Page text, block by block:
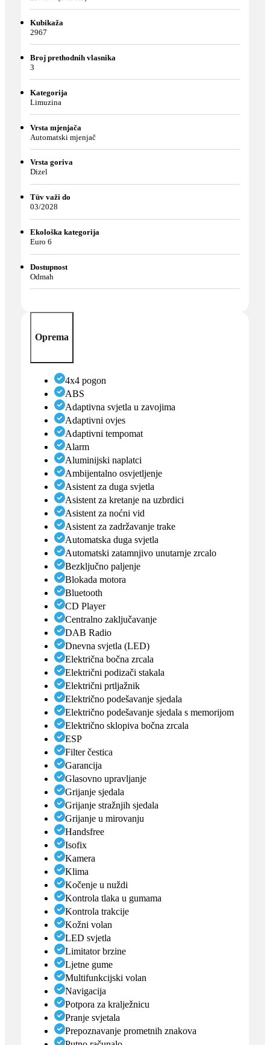
Kubikaža
2967
Broj prethodnih vlasnika
3
Kategorija
Limuzina
Vrsta mjenjača
Automatski mjenjač
Vrsta goriva
Dizel
Tüv važi do
03/2028
Ekološka kategorija
Euro 6
Dostupnost
Odmah
Oprema
4x4 pogon
ABS
Adaptivna svjetla u zavojima
Adaptivni ovjes
Adaptivni tempomat
Alarm
Aluminijski naplatci
Ambijentalno osvjetljenje
Asistent za duga svjetla
Asistent za kretanje na uzbrdici
Asistent za noćni vid
Asistent za zadržavanje trake
Automatska duga svjetla
Automatski zatamnjivo unutarnje zrcalo
Bezključno paljenje
Blokada motora
Bluetooth
CD Player
Centralno zaključavanje
DAB Radio
Dnevna svjetla (LED)
Električna bočna zrcala
Električni podizači stakala
Električni prtljažnik
Električno podešavanje sjedala
Električno podešavanje sjedala s memorijom
Električno sklopiva bočna zrcala
ESP
Filter čestica
Garancija
Glasovno upravljanje
Grijanje sjedala
Grijanje stražnjih sjedala
Grijanje u mirovanju
Handsfree
Isofix
Kamera
Klima
Kočenje u nuždi
Kontrola tlaka u gumama
Kontrola trakcije
Kožni volan
LED svjetla
Limitator brzine
Ljetne gume
Multifunkcijski volan
Navigacija
Potpora za kralježnicu
Pranje svjetala
Prepoznavanje prometnih znakova